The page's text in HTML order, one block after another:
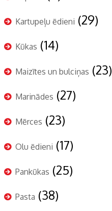
Kartupeļu ēdieni (29)
Kūkas (14)
Maizītes un bulciņas (23)
Marinādes (27)
Mērces (23)
Olu ēdieni (17)
Pankūkas (25)
Pasta (38)